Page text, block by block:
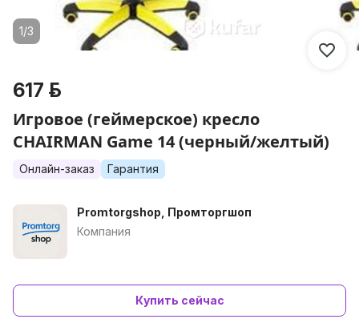
1/3
617 р.
Игровое (геймерское) кресло
CHAIRMAN Game 14 (черный/желтый)
Онлайн-заказ Гарантия
Promtorgshop, Промторгшоп
Компания
Купить сейчас